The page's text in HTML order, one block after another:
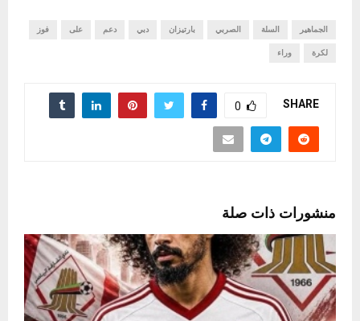
الجماهير السلة الصربي بارتيزان دبي دعم على فوز
لكرة وراء
SHARE
0
منشورات ذات صلة